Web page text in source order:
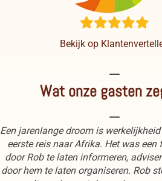
Bekijk op
----
Wat onze gasten
----
Een jarenlange droom is
eerste reis naar Afrika. Het was een
door Rob te laten informeren,
door hem te laten organiseren. Rob